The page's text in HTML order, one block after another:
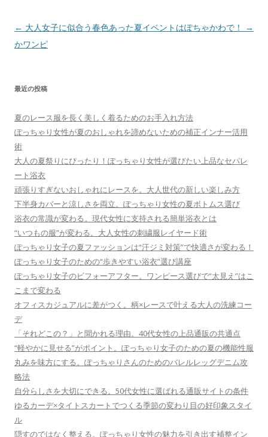
投
稿
ゲ
シ
ョ
ン
← 大人女子に似合う春色あった
かワンピ
夏イベントはぽちゃかわで！ →
最近の投稿
夏のレース服を長く美しく着るためのお手入れ方法
ぽっちゃり女性が夏のおしゃれを諦めないための補正インナー活用
術
大人の夏祭りにぴったり！ぽっちゃり女性が選びたい上品なセパレ
ート浴衣
頑張りすぎないおしゃれにレースを。大人世代の新しい楽しみ方
下半身カバーと涼しさを両立。ぽっちゃり女性の夏ボトムス選び
浴衣の常識が変わる。現代女性に支持される簡単浴衣とは
“いつもの服”が変わる。大人女性の刺繍服レイヤード術
ぽっちゃり女子の夏ファッションは“汗ジミ対策”で快適さが変わる！
ぽっちゃり女子のための“歩きやすい浴衣”選び講座
ぽっちゃり女子のビフォーアフター。ワンピース選びで“太見え”はこ
こまで変わる
オフィスカジュアルに差がつく。柄×レースで叶える大人の洗練コー
デ
「それどこの？」と聞かれる理由。40代女性の上品通販の共通点
“軽やかに見せる”がポイント。ぽっちゃり女子のための夏の機能性服
丸みを味方にする。ぽっちゃりさんのためのバレルレッグデニム攻
略法
自分らしさを大切にできる。50代女性に選ばれる通販サイトの条件
ゆるカーデ×タイトスカートでつくる季節の変わり目の好印象スタイ
ル
隠すのではなく整える。ぽっちゃり女性の魅力を引き出す補整イン